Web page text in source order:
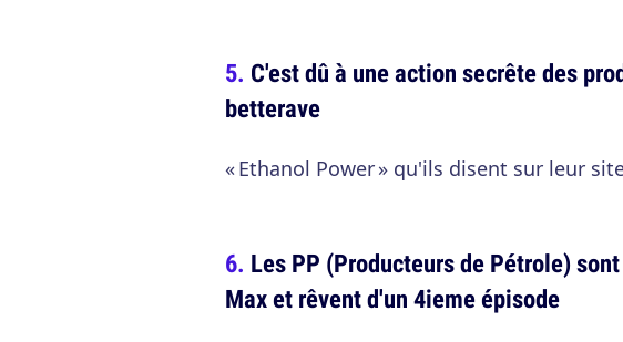
C'est dû à une action secrête des
betterave
« Ethanol Power » qu'ils disent sur leur
Les PP (Producteurs de Pétrole)
Max et rêvent d'un 4ieme épisode